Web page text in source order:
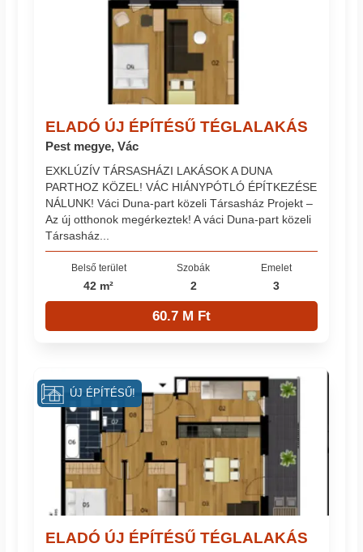
ELADÓ ÚJ ÉPÍTÉSŰ TÉGLALAKÁS
Pest megye, Vác
EXKLÚZÍV TÁRSASHÁZI LAKÁSOK A DUNA
PARTHOZ KÖZEL! VÁC HIÁNYPÓTLÓ ÉPÍTKEZÉSE
NÁLUNK! Váci Duna-part közeli Társasház Projekt –
Az új otthonok megérkeztek! A váci Duna-part közeli
Társasház...
Belső terület
42 m²
Szobák
2
Emelet
3
60.7 M Ft
ELADÓ ÚJ ÉPÍTÉSŰ TÉGLALAKÁS
ÚJ ÉPÍTÉSŰ!